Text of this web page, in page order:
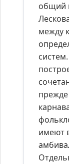
общий
между
имеют